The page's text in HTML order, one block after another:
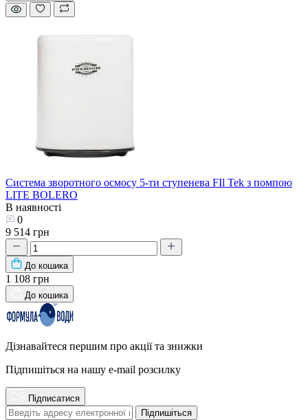
Система зворотного осмосу 5-ти ступенева FIl Tek з помпою
LITE BOLERO
В наявності
0
9 514 грн
До кошика
1 108 грн
До кошика
Дізнавайтеся першим про акції та знижки
Підпишіться на нашу e-mail розсилку
Підписатися
Підпишіться